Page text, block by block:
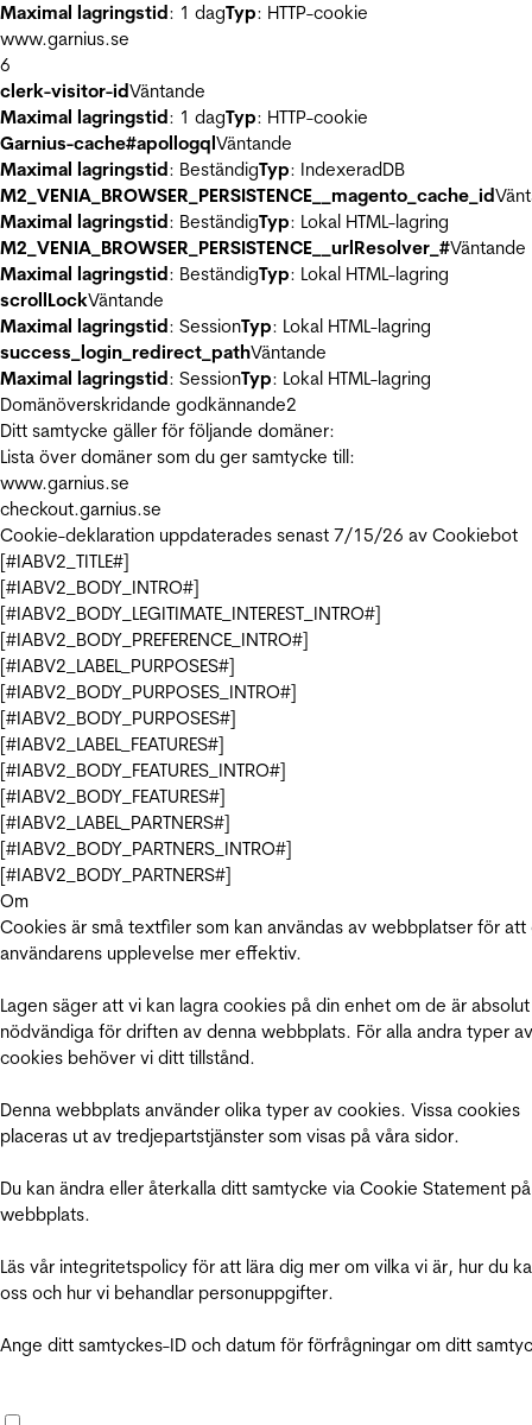
Maximal lagringstid: 1 dagTyp: HTTP-cookie
www.garnius.se
6
clerk-visitor-idVäntande
Maximal lagringstid: 1 dagTyp: HTTP-cookie
Garnius-cache#apollogqlVäntande
Maximal lagringstid: BeständigTyp: IndexeradDB
M2_VENIA_BROWSER_PERSISTENCE__magento_cache_id
Maximal lagringstid: BeständigTyp: Lokal HTML-lagring
M2_VENIA_BROWSER_PERSISTENCE__urlResolver_#Väntande
Maximal lagringstid: BeständigTyp: Lokal HTML-lagring
scrollLockVäntande
Maximal lagringstid: SessionTyp: Lokal HTML-lagring
success_login_redirect_pathVäntande
Maximal lagringstid: SessionTyp: Lokal HTML-lagring
Domänöverskridande godkännande2
Ditt samtycke gäller för följande domäner:
Lista över domäner som du ger samtycke till:
www.garnius.se
checkout.garnius.se
Cookie-deklaration uppdaterades senast 7/15/26 av Cookiebot
[#IABV2_TITLE#]
[#IABV2_BODY_INTRO#]
[#IABV2_BODY_LEGITIMATE_INTEREST_INTRO#]
[#IABV2_BODY_PREFERENCE_INTRO#]
[#IABV2_LABEL_PURPOSES#]
[#IABV2_BODY_PURPOSES_INTRO#]
[#IABV2_BODY_PURPOSES#]
[#IABV2_LABEL_FEATURES#]
[#IABV2_BODY_FEATURES_INTRO#]
[#IABV2_BODY_FEATURES#]
[#IABV2_LABEL_PARTNERS#]
[#IABV2_BODY_PARTNERS_INTRO#]
[#IABV2_BODY_PARTNERS#]
Om
Cookies är små textfiler som kan användas av webbplatser för att
användarens upplevelse mer effektiv.
Lagen säger att vi kan lagra cookies på din enhet om de är absolut
nödvändiga för driften av denna webbplats. För alla andra typer av
cookies behöver vi ditt tillstånd.
Denna webbplats använder olika typer av cookies. Vissa cookies
placeras ut av tredjepartstjänster som visas på våra sidor.
Du kan ändra eller återkalla ditt samtycke via Cookie Statement
webbplats.
Läs vår integritetspolicy för att lära dig mer om vilka vi är, hur du
oss och hur vi behandlar personuppgifter.
Ange ditt samtyckes-ID och datum för förfrågningar om ditt